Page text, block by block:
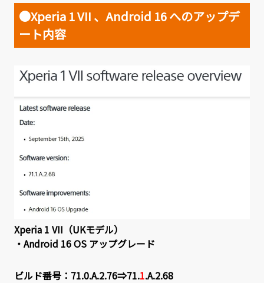
●Xperia 1 VII 、Android 16 へのアップデ
ート内容
Xperia 1 VII（UKモデル）
・Android 16 OS アップグレード
ビルド番号：71.0.A.2.76⇒71.1.A.2.68